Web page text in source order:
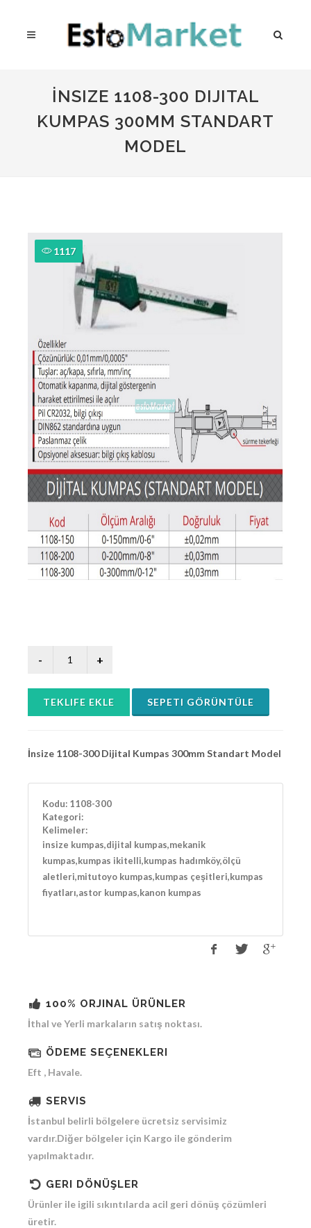
İNSIZE 1108-300 DIJITAL
KUMPAS 300MM STANDART
MODEL
1117
TEKLIFE EKLE SEPETI GÖRÜNTÜLE
İnsize 1108-300 Dijital Kumpas 300mm Standart Model
Kodu: 1108-300
Kategori:
Kelimeler:
insize kumpas,dijital kumpas,mekanik
kumpas,kumpas ikitelli,kumpas hadımköy,ölçü
aletleri,mitutoyo kumpas,kumpas çeşitleri,kumpas
fiyatları,astor kumpas,kanon kumpas
100% ORJINAL ÜRÜNLER
İthal ve Yerli markaların satış noktası.
ÖDEME SEÇENEKLERI
Eft , Havale.
SERVIS
İstanbul belirli bölgelere ücretsiz servisimiz
vardır.Diğer bölgeler için Kargo ile gönderim
yapılmaktadır.
GERI DÖNÜŞLER
Ürünler ile igili sıkıntılarda acil geri dönüş çözümleri
üretir.